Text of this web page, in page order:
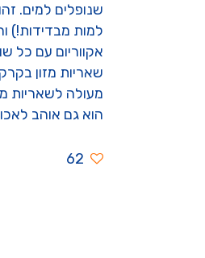
שנופלים למים.
למות מבדידות!)
אקווריום עם כל
שאריות מזון
מעולה לשאריות
הוא גם אוהב
62